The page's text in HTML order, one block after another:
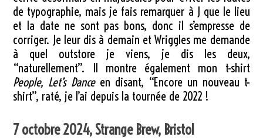
de typographie, mais je fais remarquer à J que le lieu
et la date ne sont pas bons, donc il s’empresse de
corriger. Je leur dis à demain et Wriggles me demande
à quel outstore je viens, je dis les deux,
“naturellement”. Il montre également mon t-shirt
People, Let’s Danceen disant, “Encore un nouveau t-
shirt”, raté, je l’ai depuis la tournée de 2022 !
7 octobre 2024, Strange Brew, Bristol